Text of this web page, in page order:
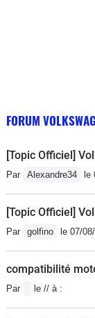
FORUM
[Topic Officiel]
Par Alexandre34 le
[Topic Officiel]
Par golfino le 07/
compatibilité
Par le // à :